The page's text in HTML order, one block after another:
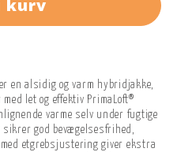
kurv
en alsidig og varm hybridjakke,
let og effektiv PrimaLoft®
varme selv under fugtige
god bevægelsesfrihed,
etgrebsjustering giver ekstra